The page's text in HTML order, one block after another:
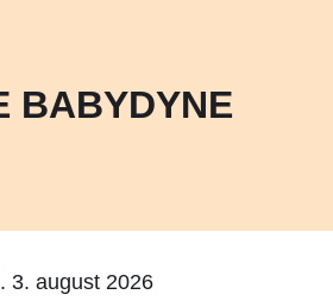
BABYDYNE
3. august 2026